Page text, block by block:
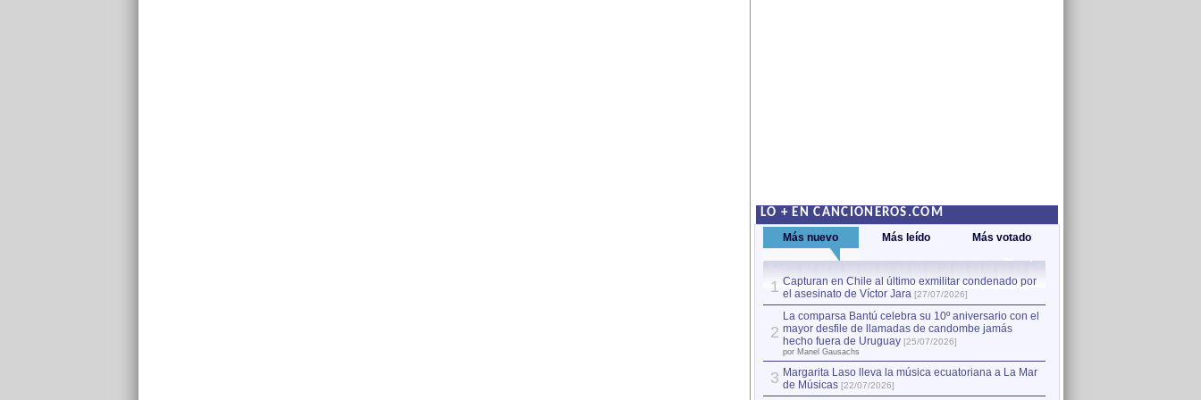
LO + EN CANCIONEROS.COM
Más nuevo Más leído Más votado
1 Capturan en Chile al último exmilitar condenado por
el asesinato de Víctor Jara [27/07/2026]
2
La comparsa Bantú celebra su 10º aniversario con el
mayor desfile de llamadas de candombe jamás
hecho fuera de Uruguay [25/07/2026]
por Manel Gausachs
3 Margarita Laso lleva la música ecuatoriana a La Mar
de Músicas [22/07/2026]